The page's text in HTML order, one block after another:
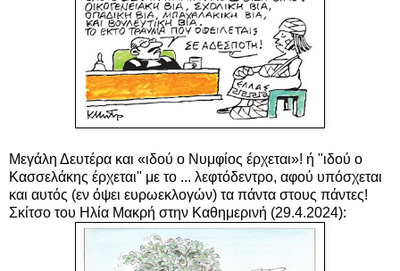
Μεγάλη Δευτέρα και «ιδού ο Νυμφίος έρχεται»! ή "ιδού ο
Κασσελάκης έρχεται" με το ... λεφτόδεντρο, αφού υπόσχεται
και αυτός (εν όψει ευρωεκλογών) τα πάντα στους πάντες!
Σκίτσο του Ηλία Μακρή στην Καθημερινή (29.4.2024):